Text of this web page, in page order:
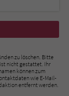
zu löschen. Bitte
nicht gestattet. Ihr
können zum
wie E-Mail-
entfernt werden.